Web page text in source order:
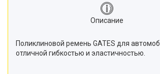
Описание
Поликлиновой ремень GATES для
отличной гибкостью и эластичностью.